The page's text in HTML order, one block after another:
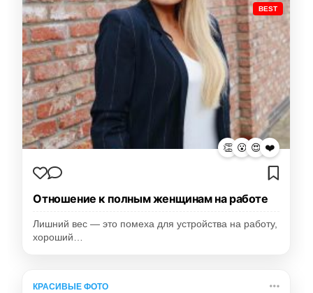
BEST
👏 😮 😍 ❤️
Отношение к полным женщинам на работе
Лишний вес — это помеха для устройства на работу,
хороший…
КРАСИВЫЕ ФОТО